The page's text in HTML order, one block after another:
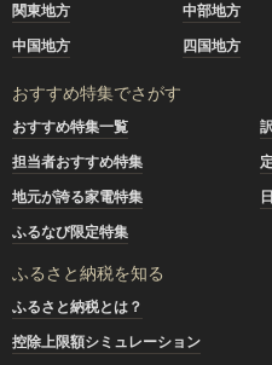
関東地方
中部地方
中国地方
四国地方
おすすめ特集でさがす
おすすめ特集一覧
担当者おすすめ特集
地元が誇る家電特集
ふるなび限定特集
ふるさと納税を知る
ふるさと納税とは？
控除上限額シミュレーション